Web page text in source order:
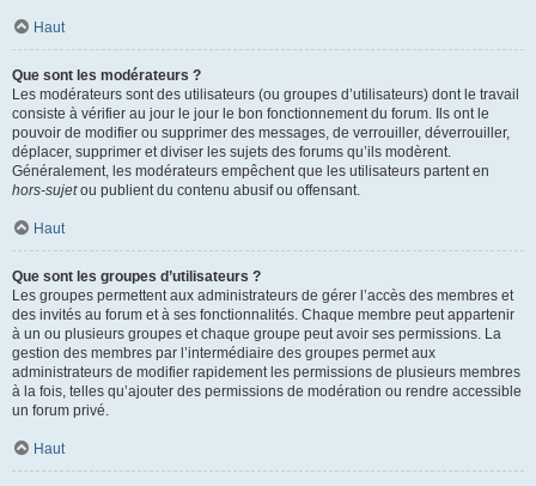
Haut
Que sont les modérateurs ?
Les modérateurs sont des utilisateurs (ou groupes d’utilisateurs) dont le travail
consiste à vérifier au jour le jour le bon fonctionnement du forum. Ils ont le
pouvoir de modifier ou supprimer des messages, de verrouiller, déverrouiller,
déplacer, supprimer et diviser les sujets des forums qu’ils modèrent.
Généralement, les modérateurs empêchent que les utilisateurs partent en
hors-sujetou publient du contenu abusif ou offensant.
Haut
Que sont les groupes d’utilisateurs ?
Les groupes permettent aux administrateurs de gérer l’accès des membres et
des invités au forum et à ses fonctionnalités. Chaque membre peut appartenir
à un ou plusieurs groupes et chaque groupe peut avoir ses permissions. La
gestion des membres par l’intermédiaire des groupes permet aux
administrateurs de modifier rapidement les permissions de plusieurs membres
à la fois, telles qu’ajouter des permissions de modération ou rendre accessible
un forum privé.
Haut